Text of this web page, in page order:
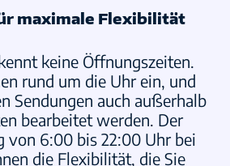
maximale Flexibilität
keine Öffnungszeiten.
rund um die Uhr ein, und
Sendungen auch außerhalb
bearbeitet werden. Der
von 6:00 bis 22:00 Uhr bei
die Flexibilität, die Sie